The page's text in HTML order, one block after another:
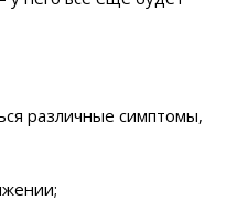
различные симптомы,